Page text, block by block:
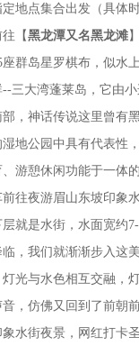
地点集合出发（具体
【黑龙潭又名黑龙滩
座群岛星罗棋布，似水
--三大湾蓬莱岛，它由
部，神话传说这里曾有
湿地公园中具有代表性
游憩休闲功能于一体
前往夜游眉山东坡印象
层就是水街，水面宽约
，我们就渐渐步入这
光与水色相互交融，
音，仿佛又回到了前朝
象水街夜景，网红打卡